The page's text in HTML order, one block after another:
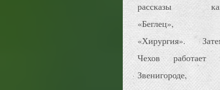
рассказы
«Беглец»,
«Хирургия».
Чехов работает
Звенигороде,